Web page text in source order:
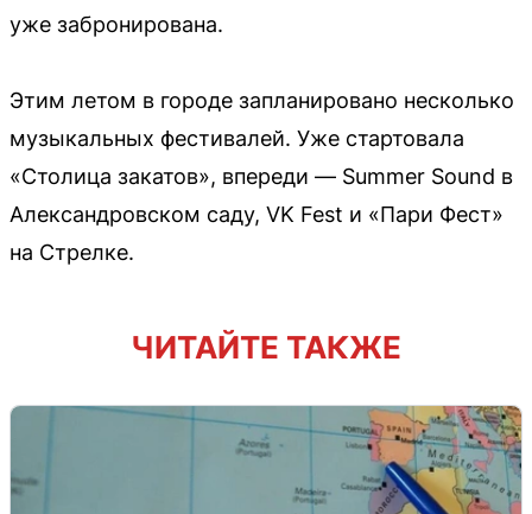
уже забронирована.
Этим летом в городе запланировано несколько
музыкальных фестивалей. Уже стартовала
«Столица закатов», впереди — Summer Sound в
Александровском саду, VK Fest и «Пари Фест»
на Стрелке.
ЧИТАЙТЕ ТАКЖЕ